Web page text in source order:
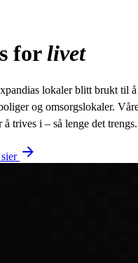
forlivet
lokaler blitt brukt til å
og omsorgslokaler.
trives i – så lenge det trengs.